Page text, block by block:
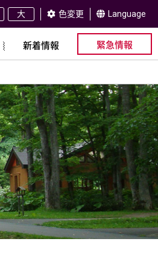
大 色変更 Language
新着情報 緊急情報